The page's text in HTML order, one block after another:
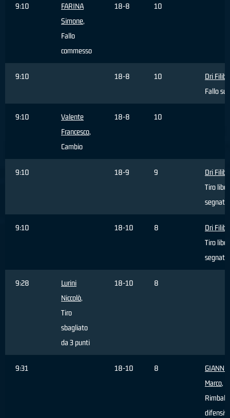
9:10
FARINA
Simone,
Fallo
commesso
18-8 10
9:10 18-8 10
Dri
Fallo
9:10
Valente
Francesco,
Cambio
18-8 10
9:10 18-9 9
Dri
Tiro
segnato
9:10 18-10 8
Dri
Tiro
segnato
9:28
Lurini
Niccolò,
Tiro
sbagliato
da 3 punti
18-10 8
9:31 18-10 8
Marco,